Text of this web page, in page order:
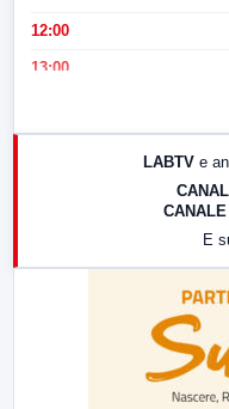
12:00
13:00
LABTV e
E